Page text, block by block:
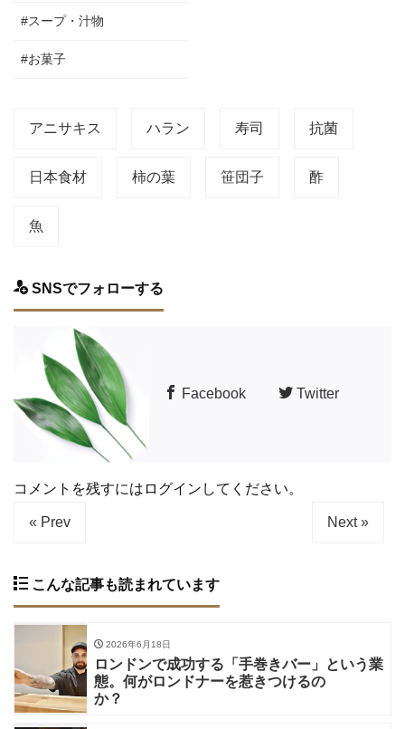
#スープ・汁物
#お菓子
アニサキス ハラン 寿司 抗菌
日本食材 柿の葉 笹団子 酢
魚
SNSでフォローする
Facebook Twitter
コメントを残すにはログインしてください。
« Prev Next »
こんな記事も読まれています
2026年6月18日
ロンドンで成功する「手巻きバー」という業
態。何がロンドナーを惹きつけるの
か？